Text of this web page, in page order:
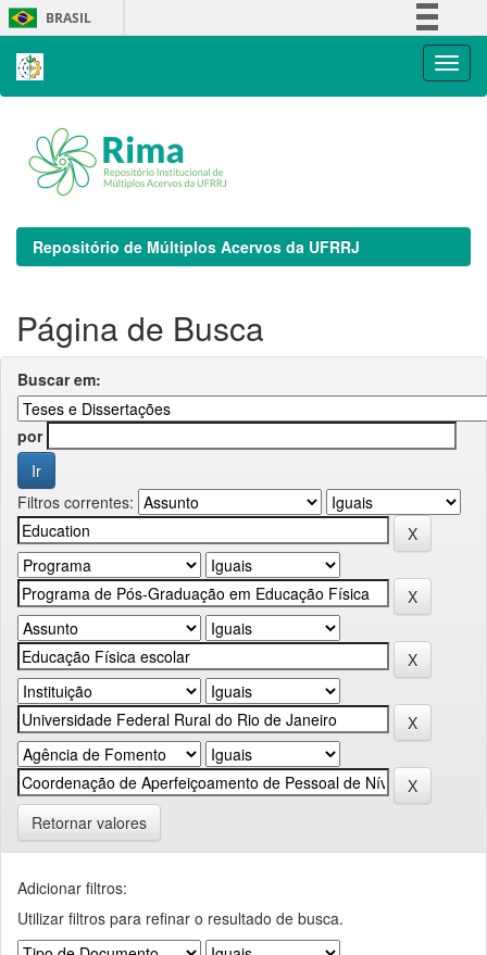
Skip
navigation
BRASIL
Repositório de Múltiplos Acervos da UFRRJ
Página de Busca
Buscar em:
por
Filtros correntes:
Retornar valores
Adicionar filtros:
Utilizar filtros para refinar o resultado de busca.